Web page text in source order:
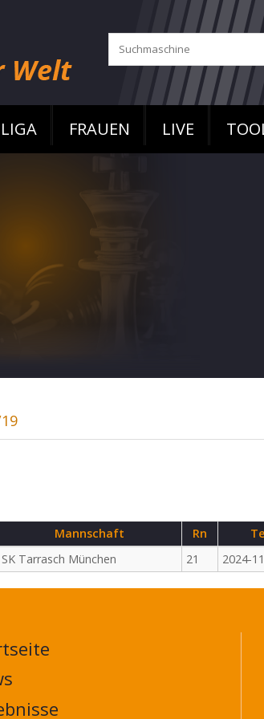
FRAUEN LIVE
Mannschaft Rn
SK Tarrasch München 21 2024-